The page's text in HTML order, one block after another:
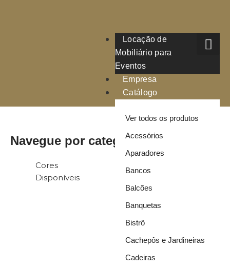
Locação de
Mobiliário para
Eventos
Empresa
Catálogo
Ver todos os produtos
Acessórios
Aparadores
Bancos
Balcões
Banquetas
Bistrô
Cachepôs e Jardineiras
Cadeiras
Navegue por categoria
Cores
Disponíveis